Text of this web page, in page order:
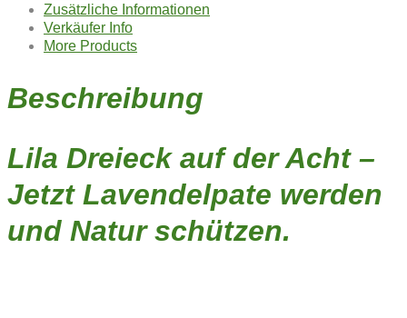
Zusätzliche Informationen
Verkäufer Info
More Products
Beschreibung
Lila Dreieck auf der Acht –
Jetzt Lavendelpate werden
und Natur schützen.